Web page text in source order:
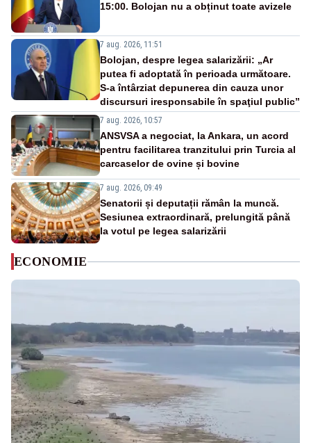
15:00. Bolojan nu a obținut toate avizele
7 aug. 2026, 11:51
Bolojan, despre legea salarizării: „Ar
putea fi adoptată în perioada următoare.
S-a întârziat depunerea din cauza unor
discursuri iresponsabile în spaţiul public”
7 aug. 2026, 10:57
ANSVSA a negociat, la Ankara, un acord
pentru facilitarea tranzitului prin Turcia al
carcaselor de ovine și bovine
7 aug. 2026, 09:49
Senatorii și deputații rămân la muncă.
Sesiunea extraordinară, prelungită până
la votul pe legea salarizării
ECONOMIE